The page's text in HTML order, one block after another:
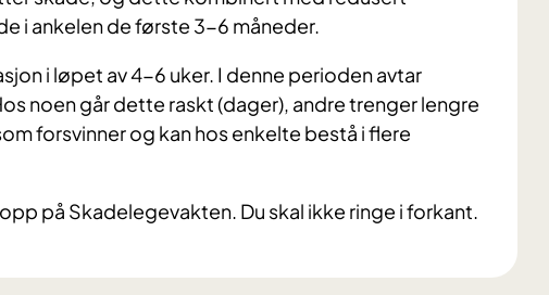
i ankelen de første 3-6 måneder.
i løpet av 4-6 uker. I denne perioden avtar
noen går dette raskt (dager), andre trenger lengre
forsvinner og kan hos enkelte bestå i flere
på Skadelegevakten. Du skal ikke ringe i forkant.